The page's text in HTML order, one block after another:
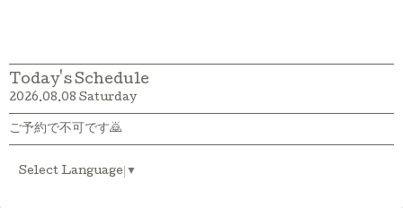
Today's Schedule
2026.08.08 Saturday
ご予約で不可です🙇
Select Language ▼